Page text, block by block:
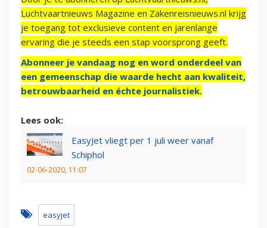
Luchtvaartnieuws Magazine en Zakenreisnieuws.nl krijg
je toegang tot exclusieve content en jarenlange
ervaring die je steeds een stap voorsprong geeft.
Abonneer je vandaag nog en word onderdeel van
een gemeenschap die waarde hecht aan kwaliteit,
betrouwbaarheid en échte journalistiek.
Lees ook:
EasyJet vliegt per 1 juli weer vanaf
Schiphol
02-06-2020, 11:07
easyjet